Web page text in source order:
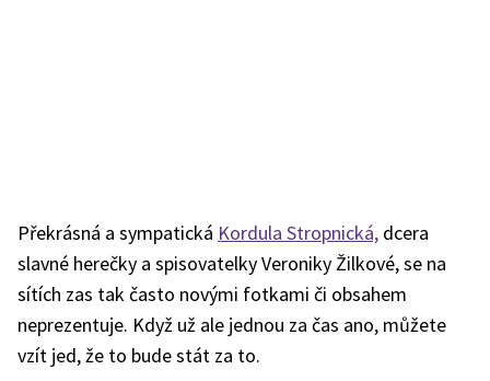
Překrásná a sympatická Kordula Stropnická, dcera
slavné herečky a spisovatelky Veroniky Žilkové, se na
sítích zas tak často novými fotkami či obsahem
neprezentuje. Když už ale jednou za čas ano, můžete
vzít jed, že to bude stát za to.